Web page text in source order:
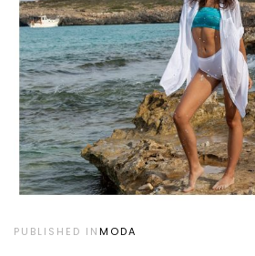
PUBLISHED INMODA